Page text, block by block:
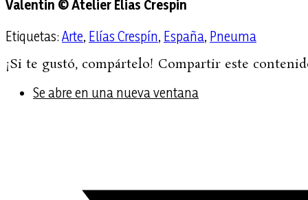
Valentin © Atelier Elias Crespin
Etiquetas: Arte, Elías Crespín, España, Pneuma
¡Si te gustó, compártelo! Compartir este
Se abre en una nueva ventana